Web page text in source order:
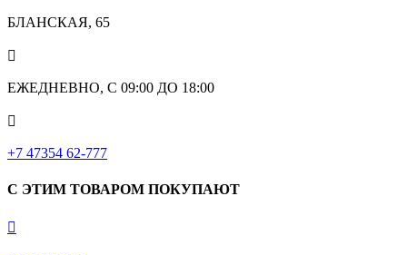
БЛАНСКАЯ, 65

ЕЖЕДНЕВНО, С 09:00 ДО 18:00

‎+7 47354 62-777
С ЭТИМ ТОВАРОМ ПОКУПАЮТ
